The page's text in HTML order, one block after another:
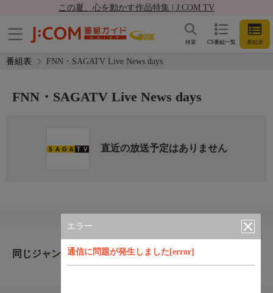
この夏、心を動かす作品特集 | J:COM TV
CS番組一覧 番組表
検索
番組表 FNN・SAGATV Live News days
エラー
通信に問題が発生しました[error]
FNN・SAGATV Live News days
直近の放送予定はありません
同じジャンルのおすすめ番組